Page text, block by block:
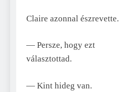
Claire azonnal észrevette.
— Persze, hogy ezt
választottad.
— Kint hideg van.